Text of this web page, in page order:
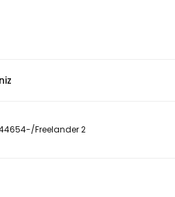
Freelander 2